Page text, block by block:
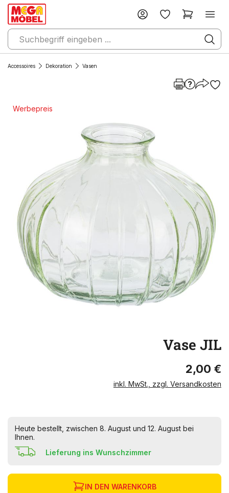
Accessoires Dekoration Vasen
Werbepreis
Vase JIL
2,00 €
inkl. MwSt., zzgl. Versandkosten
Heute bestellt, zwischen 8. August und 12. August bei
Ihnen.
Lieferung ins Wunschzimmer
IN DEN WARENKORB